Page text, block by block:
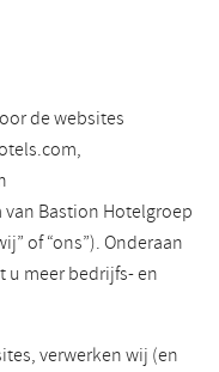
de websites
Bastion Hotelgroep
of “ons”). Onderaan
u meer bedrijfs- en
verwerken wij (en